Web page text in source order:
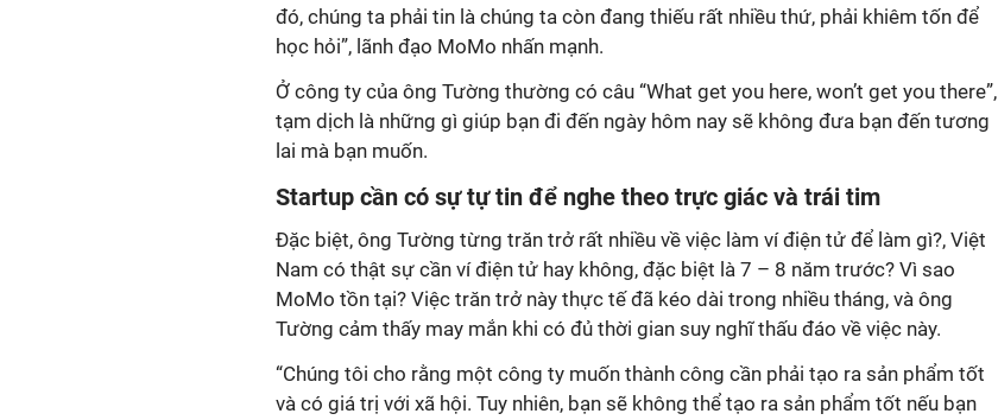
đó, chúng ta phải tin là chúng ta còn đang thiếu rất nhiều thứ, phải khiêm tốn để
học hỏi”, lãnh đạo MoMo nhấn mạnh.
Ở công ty của ông Tường thường có câu “What get you here, won’t get you there”,
tạm dịch là những gì giúp bạn đi đến ngày hôm nay sẽ không đưa bạn đến tương
lai mà bạn muốn.
Startup cần có sự tự tin để nghe theo trực giác và trái tim
Đặc biệt, ông Tường từng trăn trở rất nhiều về việc làm ví điện tử để làm gì?, Việt
Nam có thật sự cần ví điện tử hay không, đặc biệt là 7 – 8 năm trước? Vì sao
MoMo tồn tại? Việc trăn trở này thực tế đã kéo dài trong nhiều tháng, và ông
Tường cảm thấy may mắn khi có đủ thời gian suy nghĩ thấu đáo về việc này.
“Chúng tôi cho rằng một công ty muốn thành công cần phải tạo ra sản phẩm tốt
và có giá trị với xã hội. Tuy nhiên, bạn sẽ không thể tạo ra sản phẩm tốt nếu bạn